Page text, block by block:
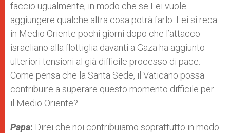
faccio ugualmente, in modo che se Lei vuole
aggiungere qualche altra cosa potrà farlo. Lei si reca
in Medio Oriente pochi giorni dopo che l’attacco
israeliano alla flottiglia davanti a Gaza ha aggiunto
ulteriori tensioni al già difficile processo di pace.
Come pensa che la Santa Sede, il Vaticano possa
contribuire a superare questo momento difficile per
il Medio Oriente?
Papa: Direi che noi contribuiamo soprattutto in modo